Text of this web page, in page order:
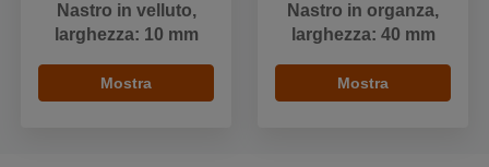
Nastro in velluto,
larghezza: 10 mm
Mostra
Nastro in organza,
larghezza: 40 mm
Mostra